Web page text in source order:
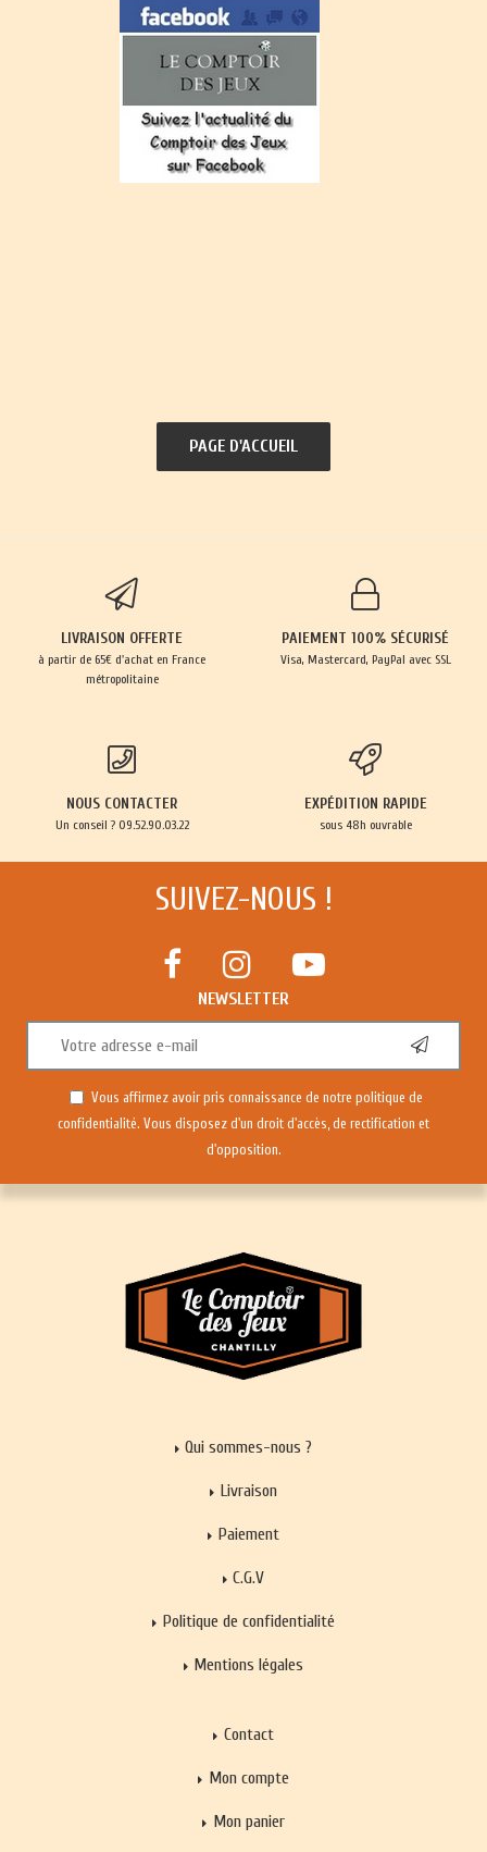
LIVRAISON OFFERTE
à partir de 65€ d'achat en France
métropolitaine
PAIEMENT 100% SÉCURISÉ
Visa, Mastercard, PayPal avec SSL
NOUS CONTACTER
Un conseil ? 09.52.90.03.22
EXPÉDITION RAPIDE
sous 48h ouvrable
SUIVEZ-NOUS !
NEWSLETTER
Vous affirmez avoir pris connaissance de notre politique de
confidentialité. Vous disposez d'un droit d'accès, de rectification et
d'opposition.
Qui sommes-nous ?
Livraison
Paiement
C.G.V
Politique de confidentialité
Mentions légales
Contact
Mon compte
Mon panier